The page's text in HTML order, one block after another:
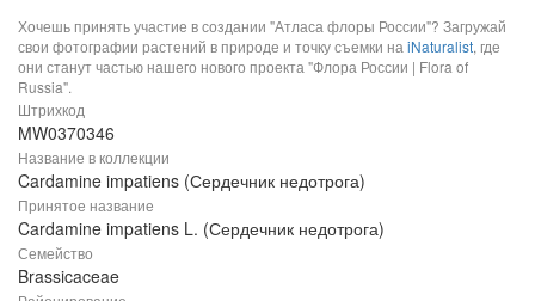
Хочешь принять участие в создании "Атласа флоры России"? Загружай
свои фотографии растений в природе и точку съемки на iNaturalist, где
они станут частью нашего нового проекта "Флора России | Flora of
Russia".
Штрихкод
MW0370346
Название в коллекции
Cardamine impatiens (Сердечник недотрога)
Принятое название
Cardamine impatiens L. (Сердечник недотрога)
Семейство
Brassicaceae